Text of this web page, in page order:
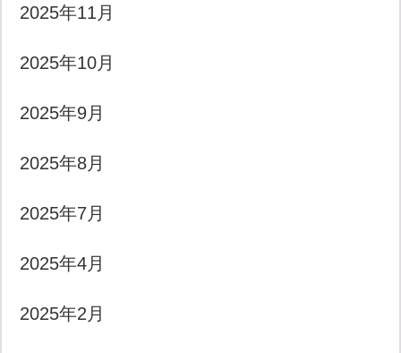
2025年11月
2025年10月
2025年9月
2025年8月
2025年7月
2025年4月
2025年2月